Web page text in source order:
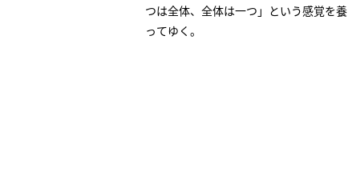
つは全体、全体は一つ」という感覚を養
ってゆく。